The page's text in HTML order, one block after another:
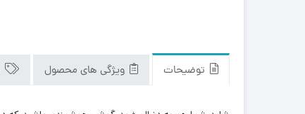
توضیحات ویژگی های محصول